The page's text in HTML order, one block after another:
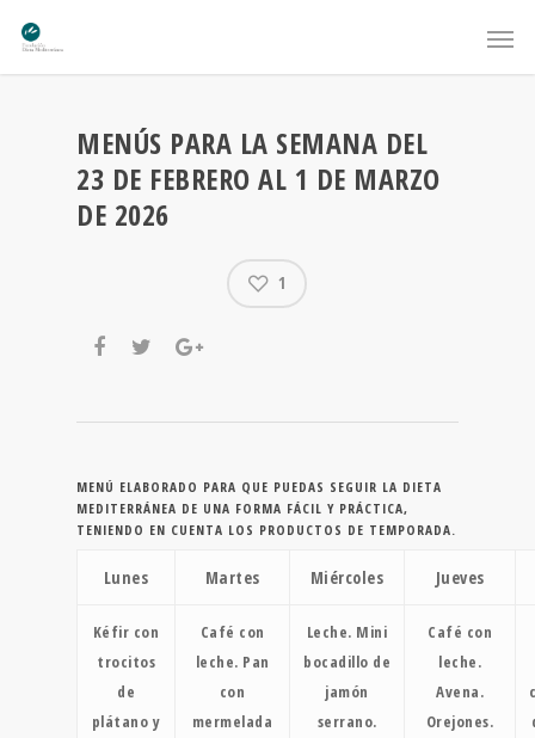
MENÚS PARA LA SEMANA DEL
23 DE FEBRERO AL 1 DE MARZO
DE 2026
1
MENÚ ELABORADO PARA QUE PUEDAS SEGUIR LA DIETA
MEDITERRÁNEA DE UNA FORMA FÁCIL Y PRÁCTICA,
TENIENDO EN CUENTA LOS PRODUCTOS DE TEMPORADA.
Lunes Martes Miércoles Jueves
Kéfir con
trocitos
de
plátano y
Café con
leche. Pan
con
mermelada
Leche. Mini
bocadillo de
jamón
serrano.
Café con
leche.
Avena.
Orejones.